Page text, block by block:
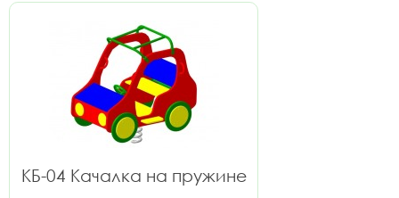
КБ-04 Качалка на пружине